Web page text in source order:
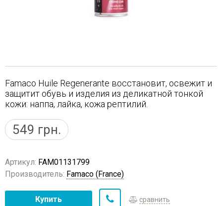
Famaco Huile Regenerante восстановит, освежит и
защитит обувь и изделия из деликатной тонкой
кожи: наппа, лайка, кожа рептилий.
549 грн.
Артикул: FAM01131799
Производитель: Famaco (France)
Купить сравнить